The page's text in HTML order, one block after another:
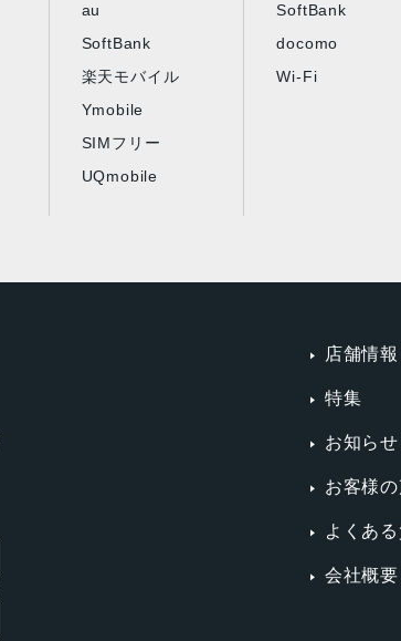
au
SoftBank
楽天モバイル
Ymobile
SIMフリー
UQmobile
SoftBank
docomo
Wi-Fi
店舗情報
特集
お知ら
お客様
よくあ
会社概要